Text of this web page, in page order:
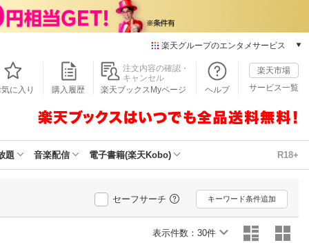
楽天グループのエンタメサービス
本/ゲーム/CD/DVD
楽天ブックス
楽天Kobo
動画配信
楽天TV
動画配信ガイド
気に入り 購入履歴
注文内容の確認・
キャンセル
楽天ブックスMyページ
ヘルプ
楽天市場
サービス一覧
題 音楽配信 電子書籍(楽天Kobo) R18+
セーフサーチ キーワード条件追加
表示件数： 30件